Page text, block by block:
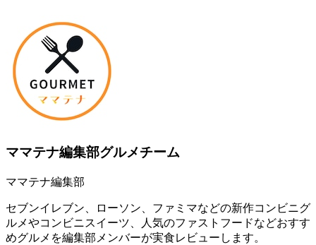
ママテナ編集部グルメチーム
ママテナ編集部
セブンイレブン、ローソン、ファミマなどの新作コンビニグ
ルメやコンビニスイーツ、人気のファストフードなどおすす
めグルメを編集部メンバーが実食レビューします。